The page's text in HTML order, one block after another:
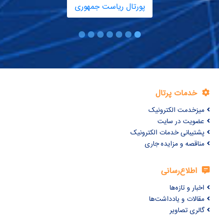
پورتال ریاست جمهوری
خدمات پرتال
میزخدمت الکترونیک
عضویت در سایت
پشتیبانی خدمات الکترونیک
مناقصه و مزایده جاری
اطلاع‌رسانی
اخبار و تازه‌ها
مقالات و یادداشت‌ها
گالری تصاویر